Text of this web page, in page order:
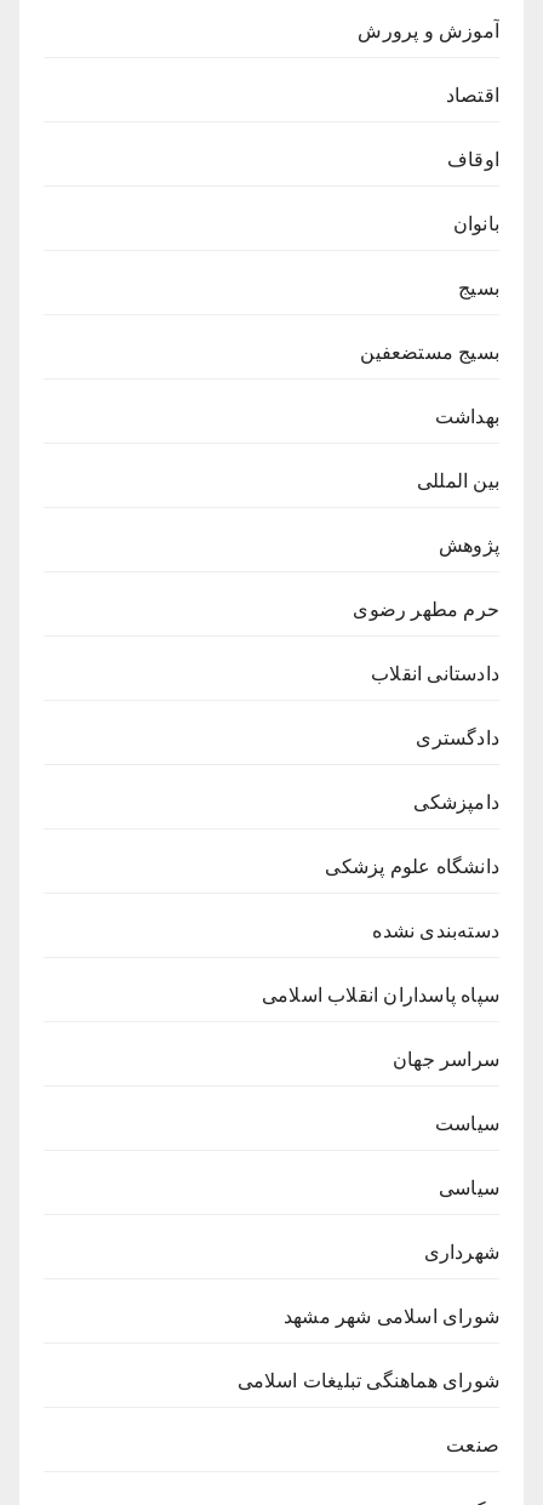
آموزش و پرورش
اقتصاد
اوقاف
بانوان
بسیج
بسیج مستضعفین
بهداشت
بین المللی
پژوهش
حرم مطهر رضوی
دادستانی انقلاب
دادگستری
دامپزشکی
دانشگاه علوم پزشکی
دسته‌بندی نشده
سپاه پاسداران انقلاب اسلامی
سراسر جهان
سیاست
سیاسی
شهرداری
شورای اسلامی شهر مشهد
شورای هماهنگی تبلیغات اسلامی
صنعت